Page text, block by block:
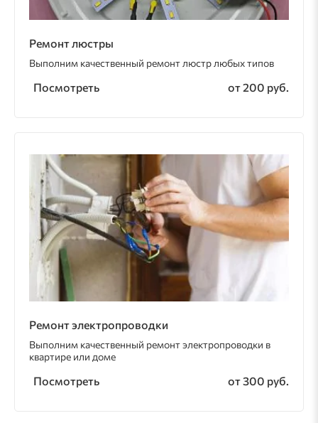
Ремонт люстры
Выполним качественный ремонт люстр любых типов
Посмотреть от 200 руб.
Ремонт электропроводки
Выполним качественный ремонт электропроводки в
квартире или доме
Посмотреть от 300 руб.